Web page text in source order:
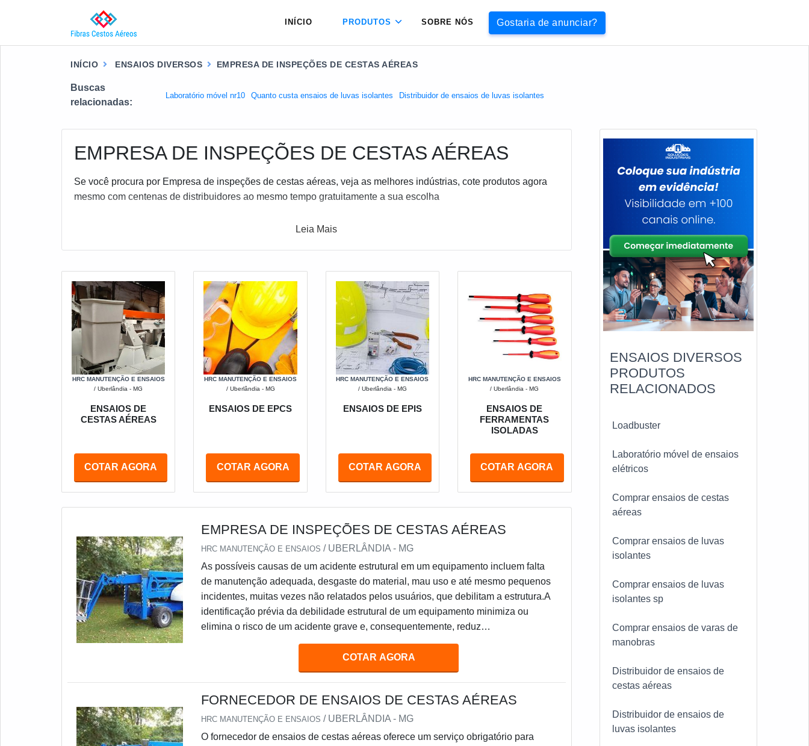
INÍCIO PRODUTOS SOBRE NÓS Gostaria de anunciar?
INÍCIO ENSAIOS DIVERSOS EMPRESA DE INSPEÇÕES DE CESTAS AÉREAS
Buscas
relacionadas:
Laboratório móvel nr10 Quanto custa ensaios de luvas isolantes Distribuidor de ensaios de luvas isolantes
EMPRESA DE INSPEÇÕES DE CESTAS AÉREAS
Se você procura por Empresa de inspeções de cestas aéreas, veja as melhores indústrias, cote produtos agora
mesmo com centenas de distribuidores ao mesmo tempo gratuitamente a sua escolha
Leia Mais
HRC MANUTENÇÃO E ENSAIOS
/ Uberlândia - MG
ENSAIOS DE
CESTAS AÉREAS
COTAR AGORA
HRC MANUTENÇÃO E ENSAIOS
/ Uberlândia - MG
ENSAIOS DE EPCS
COTAR AGORA
HRC MANUTENÇÃO E ENSAIOS
/ Uberlândia - MG
ENSAIOS DE EPIS
COTAR AGORA
HRC MANUTENÇÃO E ENSAIOS
/ Uberlândia - MG
ENSAIOS DE
FERRAMENTAS
ISOLADAS
COTAR AGORA
EMPRESA DE INSPEÇÕES DE CESTAS AÉREAS
HRC MANUTENÇÃO E ENSAIOS / UBERLÂNDIA - MG
As possíveis causas de um acidente estrutural em um equipamento incluem falta
de manutenção adequada, desgaste do material, mau uso e até mesmo pequenos
incidentes, muitas vezes não relatados pelos usuários, que debilitam a estrutura.A
identificação prévia da debilidade estrutural de um equipamento minimiza ou
elimina o risco de um acidente grave e, consequentemente, reduz
consideravelmente prejuízos humanos e patrimoniais resultantes de um acidente
gerado pelo colapso estrutural do equipamento
COTAR AGORA
FORNECEDOR DE ENSAIOS DE CESTAS AÉREAS
HRC MANUTENÇÃO E ENSAIOS / UBERLÂNDIA - MG
O fornecedor de ensaios de cestas aéreas oferece um serviço obrigatório para
ENSAIOS DIVERSOS
PRODUTOS
RELACIONADOS
Loadbuster
Laboratório móvel de ensaios
elétricos
Comprar ensaios de cestas
aéreas
Comprar ensaios de luvas
isolantes
Comprar ensaios de luvas
isolantes sp
Comprar ensaios de varas de
manobras
Distribuidor de ensaios de
cestas aéreas
Distribuidor de ensaios de
luvas isolantes